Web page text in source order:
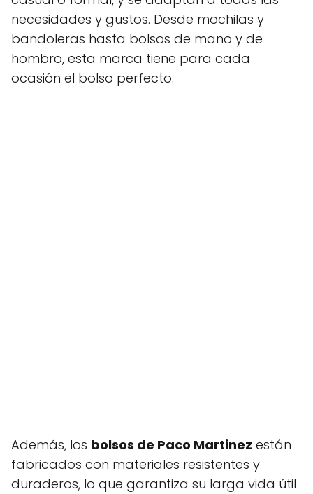
necesidades y gustos. Desde mochilas y
bandoleras hasta bolsos de mano y de
hombro, esta marca tiene para cada
ocasión el bolso perfecto.
Además, los bolsos de Paco Martinez están
fabricados con materiales resistentes y
duraderos, lo que garantiza su larga vida útil